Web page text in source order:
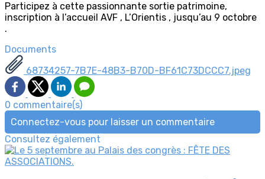
Participez à cette passionnante sortie patrimoine,
inscription à l’accueil AVF , L’Orientis , jusqu’au 9 octobre
.
Documents
68734257-7B7E-48B3-B70D-BF61C73DCCC7.jpeg
0 commentaire(s)
Connectez-vous pour laisser un commentaire
Consultez également